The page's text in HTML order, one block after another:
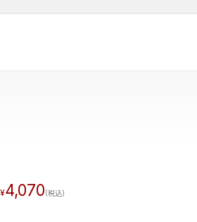
4,070